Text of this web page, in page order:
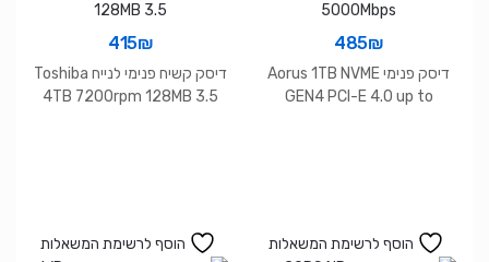
485₪
דיסק פנימי Aorus 1TB NVME
GEN4 PCI-E 4.0 up to
415₪
דיסק קשיח פנימי לנייח Toshiba
4TB 7200rpm 128MB 3.5
הוסף לרשימת המשאלות הוסף לרשימת המשאלות